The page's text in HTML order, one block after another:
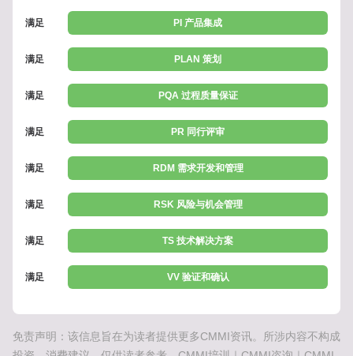
满足 PI 产品集成
满足 PLAN 策划
满足 PQA 过程质量保证
满足 PR 同行评审
满足 RDM 需求开发和管理
满足 RSK 风险与机会管理
满足 TS 技术解决方案
满足 VV 验证和确认
免责声明：该信息旨在为读者提供更多CMMI资讯。所涉内容不构成